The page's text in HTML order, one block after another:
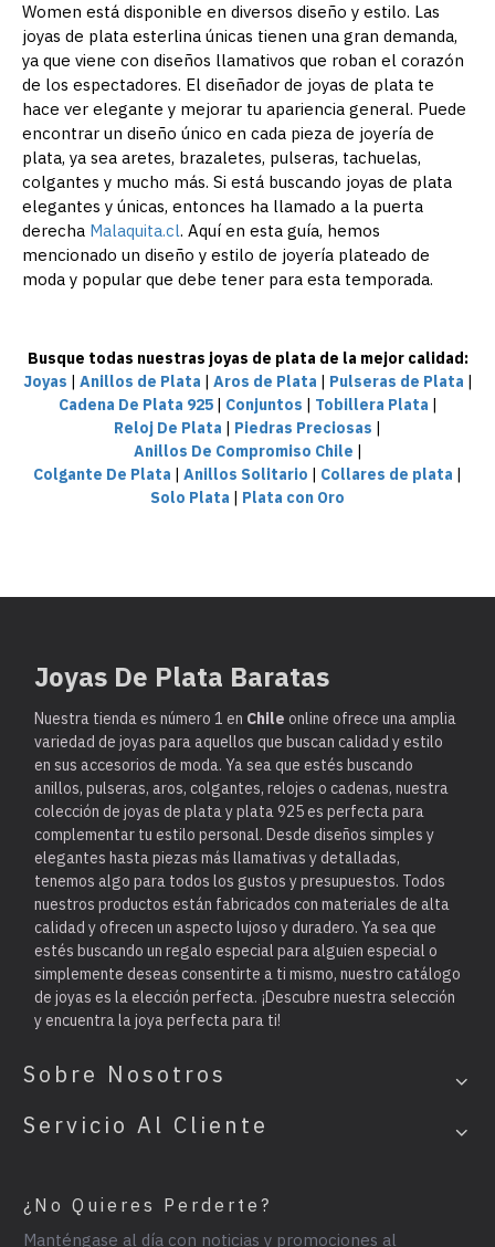
Women está disponible en diversos diseño y estilo. Las
joyas de plata esterlina únicas tienen una gran demanda,
ya que viene con diseños llamativos que roban el corazón
de los espectadores. El diseñador de joyas de plata te
hace ver elegante y mejorar tu apariencia general. Puede
encontrar un diseño único en cada pieza de joyería de
plata, ya sea aretes, brazaletes, pulseras, tachuelas,
colgantes y mucho más. Si está buscando joyas de plata
elegantes y únicas, entonces ha llamado a la puerta
derecha Malaquita.cl. Aquí en esta guía, hemos
mencionado un diseño y estilo de joyería plateado de
moda y popular que debe tener para esta temporada.
Busque todas nuestras joyas de plata de la mejor calidad:
Joyas
Anillos de Plata Aros de Plata Pulseras de Plata
Cadena De Plata 925| Conjuntos Tobillera Plata
Reloj De Plata
Piedras Preciosas
Anillos De Compromiso Chile
Colgante De Plata
Anillos Solitario Collares de plata
Solo Plata
Plata con Oro
Joyas De Plata Baratas
Nuestra tienda es número 1 en Chile online ofrece una amplia
variedad de joyas para aquellos que buscan calidad y estilo
en sus accesorios de moda. Ya sea que estés buscando
anillos, pulseras, aros, colgantes, relojes o cadenas, nuestra
colección de joyas de plata y plata 925 es perfecta para
complementar tu estilo personal. Desde diseños simples y
elegantes hasta piezas más llamativas y detalladas,
tenemos algo para todos los gustos y presupuestos. Todos
nuestros productos están fabricados con materiales de alta
calidad y ofrecen un aspecto lujoso y duradero. Ya sea que
estés buscando un regalo especial para alguien especial o
simplemente deseas consentirte a ti mismo, nuestro catálogo
de joyas es la elección perfecta. ¡Descubre nuestra selección
y encuentra la joya perfecta para ti!
Sobre Nosotros
Servicio Al Cliente
¿No Quieres Perderte?
Manténgase al día con noticias y promociones al